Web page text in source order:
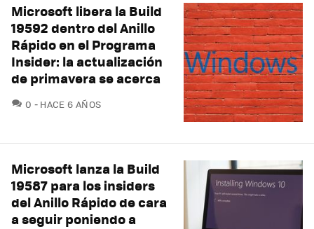
Microsoft libera la Build
19592 dentro del Anillo
Rápido en el Programa
Insider: la actualización
de primavera se acerca
0 COMENTARIOS
HACE 6 AÑOS
Microsoft lanza la Build
19587 para los insiders
del Anillo Rápido de cara
a seguir poniendo a